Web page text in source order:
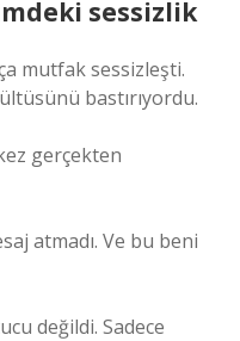
sessizlik
mutfak sessizleşti.
bastırıyordu.
gerçekten
atmadı. Ve bu beni
değildi. Sadece